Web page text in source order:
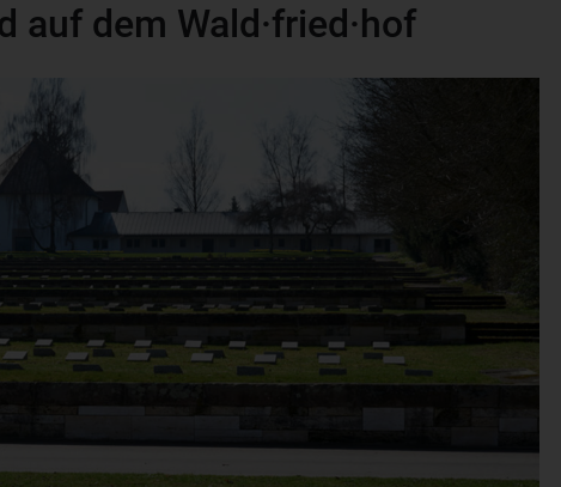
auf dem Wald·fried·hof